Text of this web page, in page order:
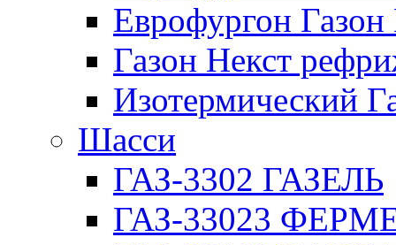
Еврофургон
Газон Некст
Изотермический
Шасси
ГАЗ-3302 ГАЗЕЛЬ
ГАЗ-33023